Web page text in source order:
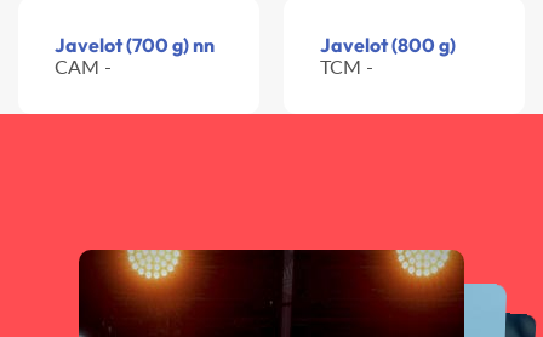
Javelot (700 g) nn
CAM -
Javelot (800 g)
TCM -